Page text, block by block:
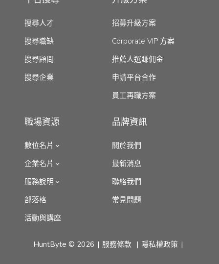
搜尋人才
搜尋職缺
搜尋顧問
搜尋企業
招募升級方案
Corporate VIP 方案
推薦人選賺佣金
申請平台合作
員工再職方案
職場資源
數位名片
企業名片
服務說明
部落格
活動與講座
品牌資訊
關於我們
最新消息
聯絡我們
常見問題
HuntByte © 2026 服務條款 隱私權政策